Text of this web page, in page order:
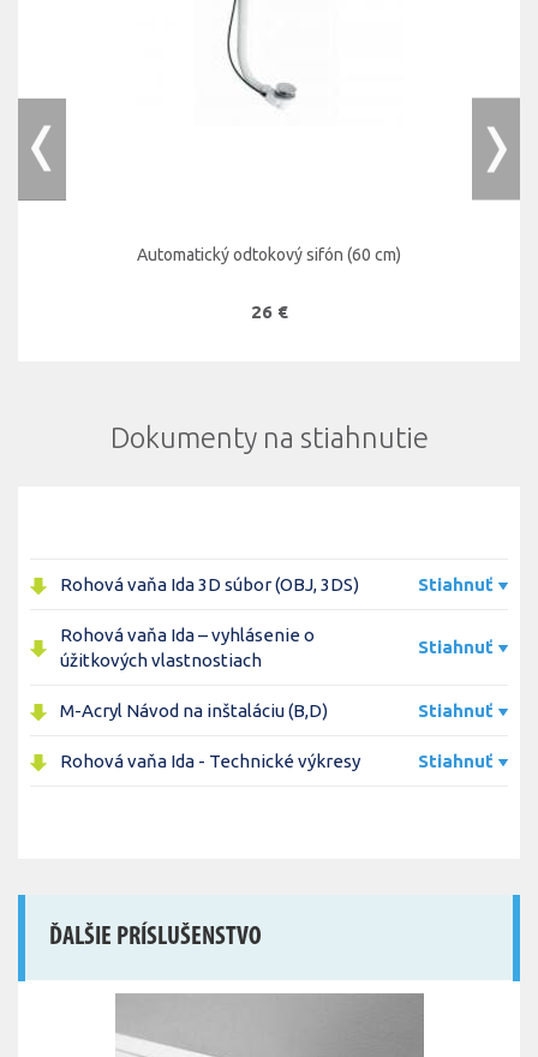
Automatický odtokový sifón (60 cm)
26 €
Dokumenty na stiahnutie
Rohová vaňa Ida 3D súbor (OBJ, 3DS) Stiahnuť
Rohová vaňa Ida – vyhlásenie o
úžitkových vlastnostiach
Stiahnuť
M-Acryl Návod na inštaláciu (B,D) Stiahnuť
Rohová vaňa Ida - Technické výkresy Stiahnuť
ĎALŠIE PRÍSLUŠENSTVO